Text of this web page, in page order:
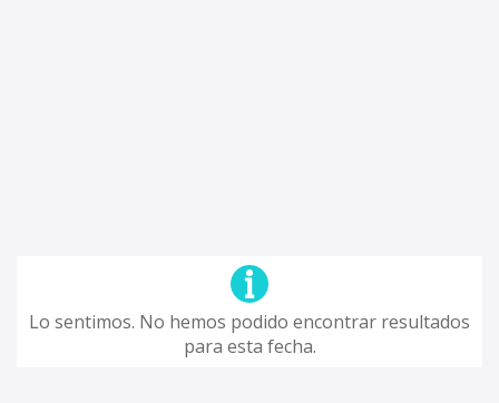
Lo sentimos. No hemos podido encontrar resultados
para esta fecha.